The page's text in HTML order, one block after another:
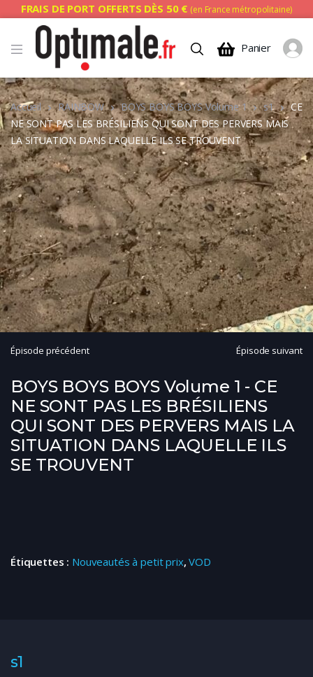
FRAIS DE PORT OFFERTS DÈS 50 € (en France métropolitaine)
Panier
Accueil RAINBOW BOYS BOYS BOYS Volume 1 s1
CE
NE SONT PAS LES BRÉSILIENS QUI SONT DES PERVERS MAIS
LA SITUATION DANS LAQUELLE ILS SE TROUVENT
Épisode précédent Épisode suivant
BOYS BOYS BOYS Volume 1 - CE
NE SONT PAS LES BRÉSILIENS
QUI SONT DES PERVERS MAIS LA
SITUATION DANS LAQUELLE ILS
SE TROUVENT
Étiquettes : Nouveautés à petit prix,VOD
s1